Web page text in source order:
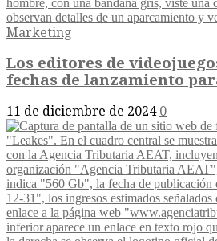
Marketing
Los editores de
fechas de lanzamiento
11 de diciembre de 2024 0